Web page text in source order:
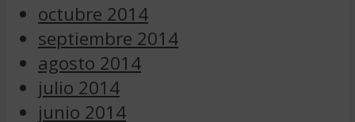
octubre 2014
septiembre 2014
agosto 2014
julio 2014
junio 2014